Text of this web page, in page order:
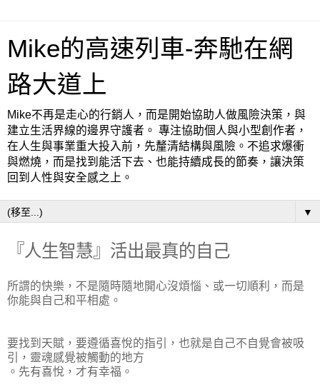
Mike的高速列車-奔馳在網
路大道上
Mike不再是走心的行銷人，而是開始協助人做風險決策，與
建立生活界線的邊界守護者。 專注協助個人與小型創作者，
在人生與事業重大投入前，先釐清結構與風險。不追求爆衝
與燃燒，而是找到能活下去、也能持續成長的節奏，讓決策
回到人性與安全感之上。
▼
『人生智慧』活出最真的自己
所謂的快樂，不是隨時隨地開心沒煩惱、或一切順利，而是
你能與自己和平相處。
要找到天賦，要遵循喜悅的指引，也就是自己不自覺會被吸
引，靈魂感覺被觸動的地方
。先有喜悅，才有幸福。